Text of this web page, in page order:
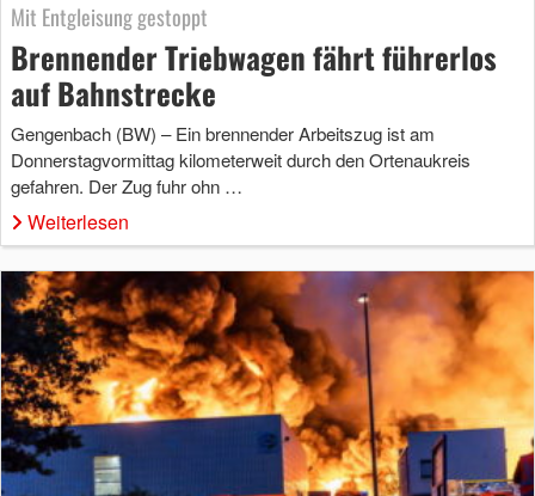
Mit Entgleisung gestoppt
Brennender Triebwagen fährt führerlos
auf Bahnstrecke
Gengenbach (BW) – Ein brennender Arbeitszug ist am
Donnerstagvormittag kilometerweit durch den Ortenaukreis
gefahren. Der Zug fuhr ohn …
Weiterlesen